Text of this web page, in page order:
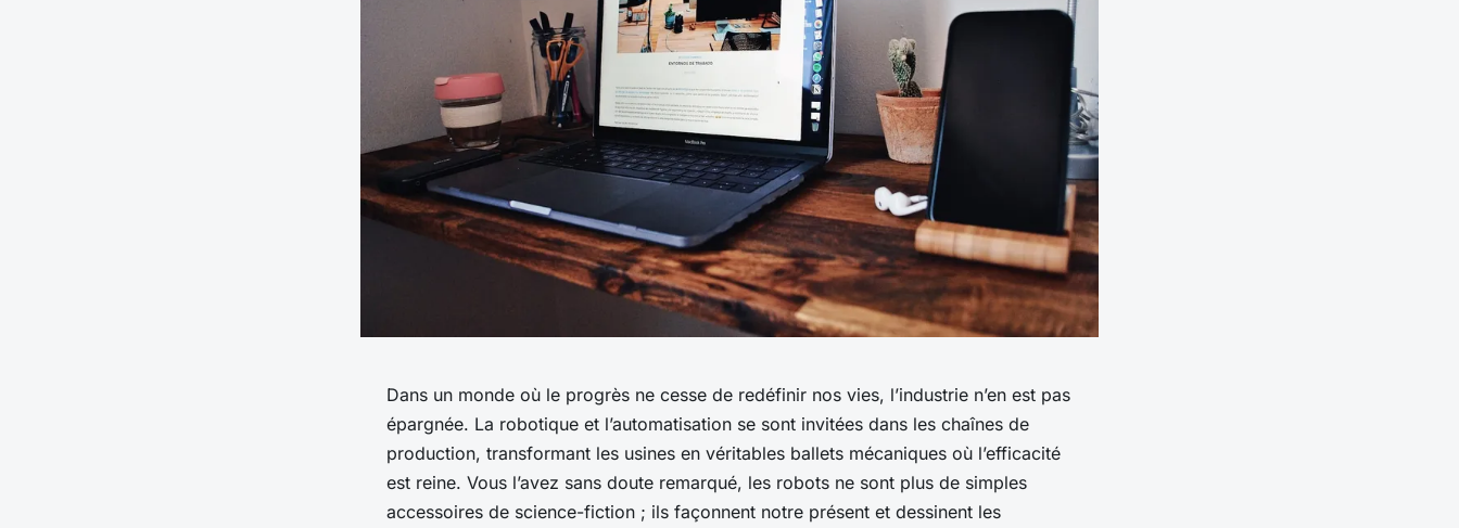
Dans un monde où le progrès ne cesse de redéfinir nos vies, l’industrie n’en est pas
épargnée. La robotique et l’automatisation se sont invitées dans les chaînes de
production, transformant les usines en véritables ballets mécaniques où l’efficacité
est reine. Vous l’avez sans doute remarqué, les robots ne sont plus de simples
accessoires de science-fiction ; ils façonnent notre présent et dessinent les